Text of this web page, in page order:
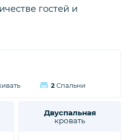
от отдыха.
гостей и
2Спальни
Двуспальная
кровать